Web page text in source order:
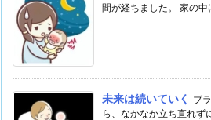
間が経ちました。 家の
未来は続いていく ブ
ら、なかなか立ち直れず